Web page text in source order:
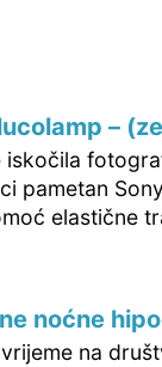
–
iskočila
pametan
elastične
noćne
na